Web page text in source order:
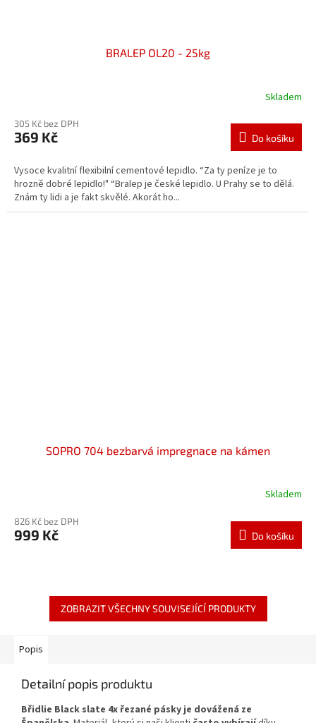
BRALEP OL20 - 25kg
Skladem
305 Kč bez DPH
369 Kč Do košíku
Vysoce kvalitní flexibilní cementové lepidlo. “Za ty peníze je to
hrozně dobré lepidlo!" “Bralep je české lepidlo. U Prahy se to dělá.
Znám ty lidi a je fakt skvělé. Akorát ho...
SOPRO 704 bezbarvá impregnace na kámen
Skladem
826 Kč bez DPH
999 Kč Do košíku
ZOBRAZIT VŠECHNY SOUVISEJÍCÍ PRODUKTY
Popis
Detailní popis produktu
Břidlie Black slate 4x řezané pásky je dovážená ze